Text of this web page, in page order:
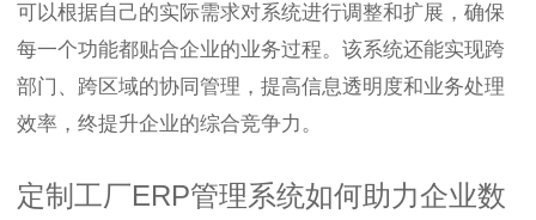
可以根据自己的实际需求对系统进行调整和扩展，确保
每一个功能都贴合企业的业务过程。该系统还能实现跨
部门、跨区域的协同管理，提高信息透明度和业务处理
效率，终提升企业的综合竞争力。
定制工厂ERP管理系统如何助力企业数